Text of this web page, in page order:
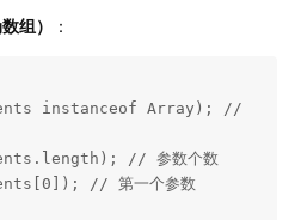
组） ：